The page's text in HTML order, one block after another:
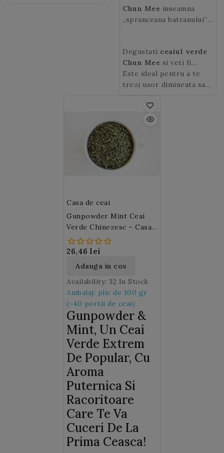
Chun Mee inseamna
„spranceana batranului”,
frunzelor mici rasucite.
Degustati ceaiul verde
Chun Mee si veti fi
cucerit(a) de la prima
ceasca!
Este ideal pentru a te
trezi usor dimineata sau
energie in timpul zilei.
Casa de ceai
Gunpowder Mint Ceai
Verde Chinezesc – Casa
De Ceai M57
26,46 lei
Adauga in cos
Availability: 32 In Stock
Ambalaj: plic de 100 gr
(~40 portii de ceai)
Gunpowder &
Mint, Un Ceai
Verde Extrem
De Popular, Cu
Aroma
Puternica Si
Racoritoare
Care Te Va
Cuceri De La
Prima Ceasca!